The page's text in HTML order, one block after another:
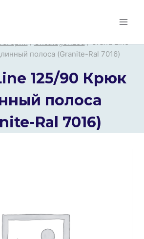
/ Uncategorized / Grand Line
полоса (Granite-Ral 7016)
125/90 Крюк
полоса
Ral 7016)